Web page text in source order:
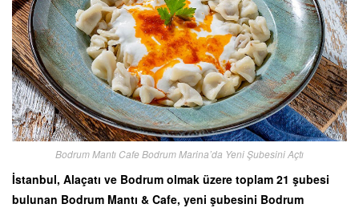
Bodrum Mantı Cafe Bodrum Marina’da Yeni Şubesini Açtı
İstanbul, Alaçatı ve Bodrum olmak üzere toplam 21 şubesi
bulunan Bodrum Mantı & Cafe, yeni şubesini Bodrum